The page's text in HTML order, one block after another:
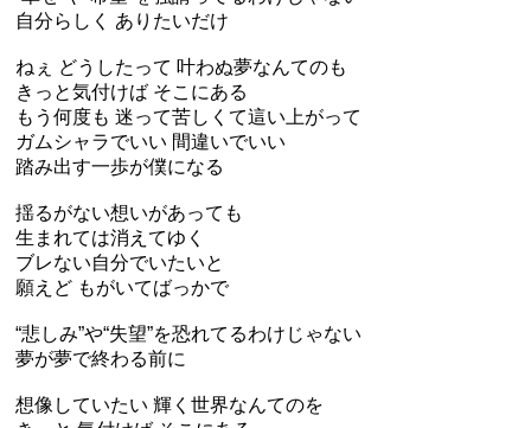
自分らしく ありたいだけ
ねぇ どうしたって 叶わぬ夢なんてのも
きっと気付けば そこにある
もう何度も 迷って苦しくて這い上がって
ガムシャラでいい 間違いでいい
踏み出す一歩が僕になる
揺るがない想いがあっても
生まれては消えてゆく
ブレない自分でいたいと
願えど もがいてばっかで
“悲しみ”や“失望”を恐れてるわけじゃない
夢が夢で終わる前に
想像していたい 輝く世界なんてのを